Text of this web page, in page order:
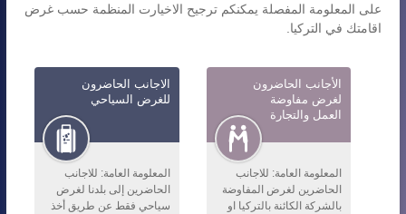
على المعلومة المفصلة يمكنكم ترجيح الاخيارت المنظمة حسب غرض
اقامتك في التركيا.
الاجانب الحاضرون
للغرض السياحي
المعلومة العامة: للاجانب
الحاضرين إلى بلدنا لغرض
سياحي فقط عن طريق أخذ
الأجانب الحاضرون
لغرض مفاوضة
العمل والتجارة
المعلومة العامة: للاجانب
الحاضرين لغرض المفاوضة
بالشركة الكائنة بالتركيا او